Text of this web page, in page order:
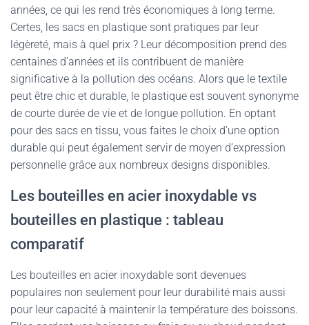
années, ce qui les rend très économiques à long terme.
Certes, les sacs en plastique sont pratiques par leur
légèreté, mais à quel prix ? Leur décomposition prend des
centaines d’années et ils contribuent de manière
significative à la pollution des océans. Alors que le textile
peut être chic et durable, le plastique est souvent synonyme
de courte durée de vie et de longue pollution. En optant
pour des sacs en tissu, vous faites le choix d’une option
durable qui peut également servir de moyen d’expression
personnelle grâce aux nombreux designs disponibles.
Les bouteilles en acier inoxydable vs
bouteilles en plastique : tableau
comparatif
Les bouteilles en acier inoxydable sont devenues
populaires non seulement pour leur durabilité mais aussi
pour leur capacité à maintenir la température des boissons.